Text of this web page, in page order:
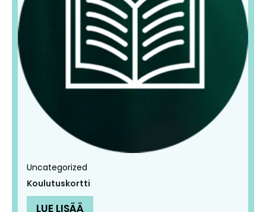
Uncategorized
Koulutuskortti
LUE LISÄÄ